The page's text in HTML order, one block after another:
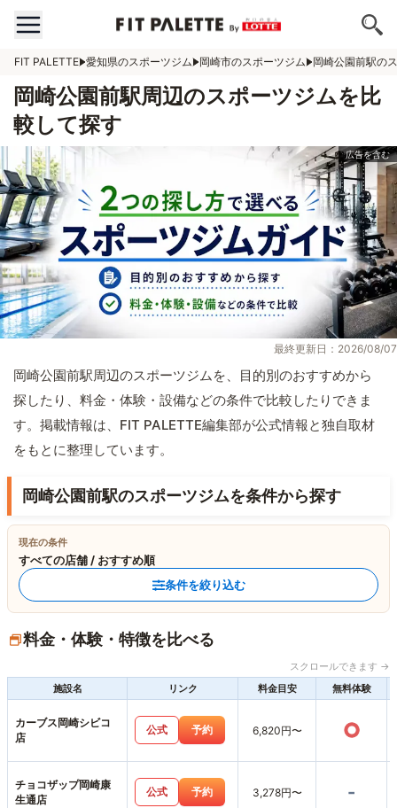
FIT PALETTE 愛知県のスポーツジム 岡崎市のスポーツジム 岡崎公園前駅の
岡崎公園前駅周辺のスポーツジムを比
較して探す
最終更新日：2026/08/07
岡崎公園前駅周辺のスポーツジムを、目的別のおすすめから
探したり、料金・体験・設備などの条件で比較したりできま
す。掲載情報は、FIT PALETTE編集部が公式情報と独自取材
をもとに整理しています。
岡崎公園前駅のスポーツジムを条件から探す
現在の条件
すべての店舗 / おすすめ順
条件を絞り込む
料金・体験・特徴を比べる
スクロールできます →
施設名
リンク 料金目安 無料体験
カーブス岡崎シビコ
店
公式 予約 6,820円〜 ○
チョコザップ岡崎康
生通店
公式 予約 3,278円〜 -